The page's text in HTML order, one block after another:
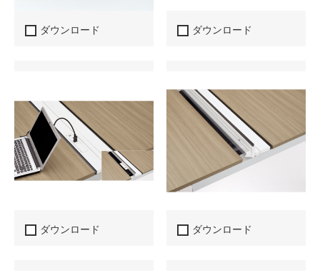
ダウンロード ダウンロード
ダウンロード ダウンロード